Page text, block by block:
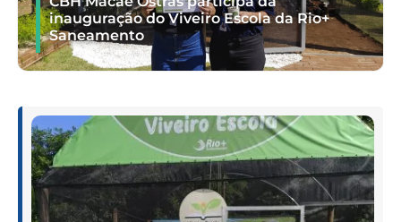
inauguração do Viveiro Escola da Rio+
Saneamento